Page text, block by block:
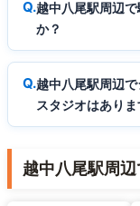
越中八尾駅周辺
か？
越中八尾駅周辺
スタジオはありま
越中八尾駅周